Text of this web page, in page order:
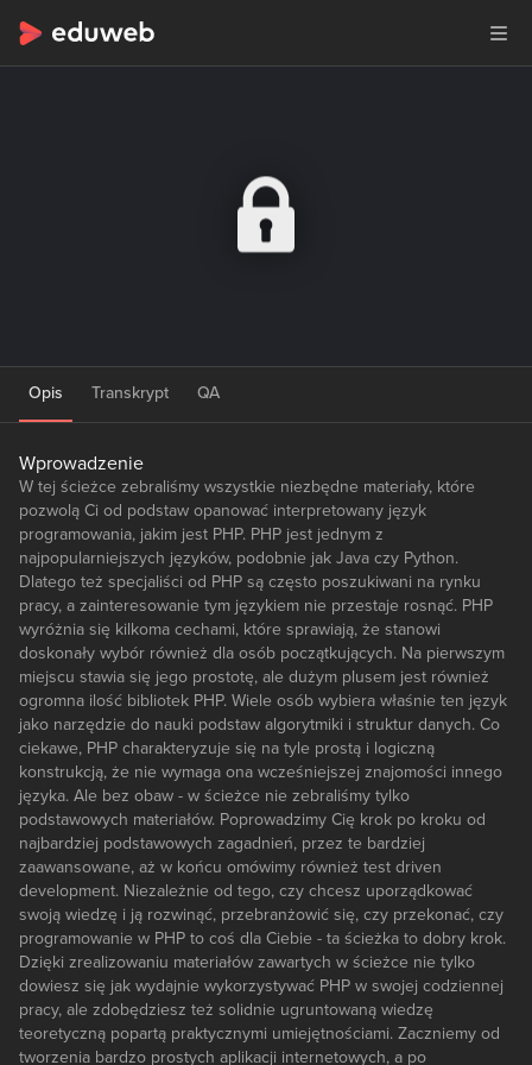
Opis Transkrypt QA
Wprowadzenie
W tej ścieżce zebraliśmy wszystkie niezbędne materiały, które
pozwolą Ci od podstaw opanować interpretowany język
programowania, jakim jest PHP. PHP jest jednym z
najpopularniejszych języków, podobnie jak Java czy Python.
Dlatego też specjaliści od PHP są często poszukiwani na rynku
pracy, a zainteresowanie tym językiem nie przestaje rosnąć. PHP
wyróżnia się kilkoma cechami, które sprawiają, że stanowi
doskonały wybór również dla osób początkujących. Na pierwszym
miejscu stawia się jego prostotę, ale dużym plusem jest również
ogromna ilość bibliotek PHP. Wiele osób wybiera właśnie ten język
jako narzędzie do nauki podstaw algorytmiki i struktur danych. Co
ciekawe, PHP charakteryzuje się na tyle prostą i logiczną
konstrukcją, że nie wymaga ona wcześniejszej znajomości innego
języka. Ale bez obaw - w ścieżce nie zebraliśmy tylko
podstawowych materiałów. Poprowadzimy Cię krok po kroku od
najbardziej podstawowych zagadnień, przez te bardziej
zaawansowane, aż w końcu omówimy również test driven
development. Niezależnie od tego, czy chcesz uporządkować
swoją wiedzę i ją rozwinąć, przebranżowić się, czy przekonać, czy
programowanie w PHP to coś dla Ciebie - ta ścieżka to dobry krok.
Dzięki zrealizowaniu materiałów zawartych w ścieżce nie tylko
dowiesz się jak wydajnie wykorzystywać PHP w swojej codziennej
pracy, ale zdobędziesz też solidnie ugruntowaną wiedzę
teoretyczną popartą praktycznymi umiejętnościami. Zaczniemy od
tworzenia bardzo prostych aplikacji internetowych, a po